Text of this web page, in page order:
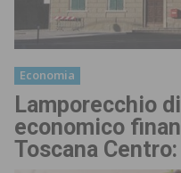
Economia
Lamporecchio
economico
Toscana